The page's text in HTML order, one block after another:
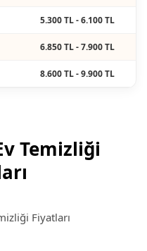
5.300 TL - 6.100 TL
6.850 TL - 7.900 TL
8.600 TL - 9.900 TL
Temizliği
Fiyatları